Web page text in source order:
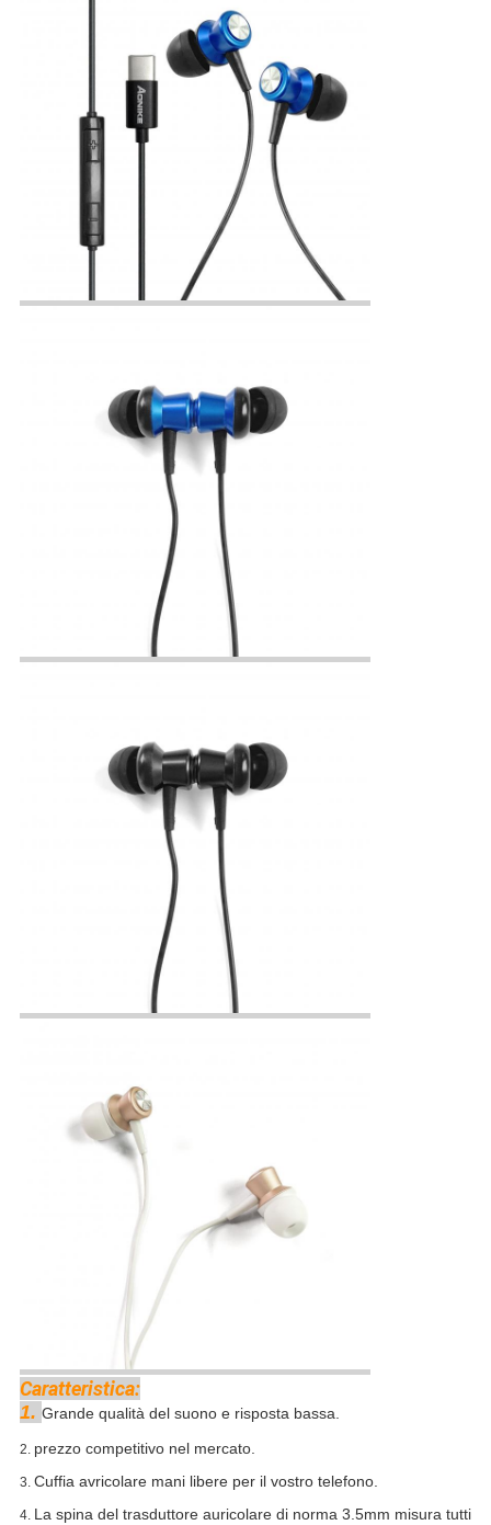
Caratteristica:
1. Grande qualità del suono e risposta bassa.
2. prezzo competitivo nel mercato.
3. Cuffia avricolare mani libere per il vostro telefono.
4. La spina del trasduttore auricolare di norma 3.5mm misura tutti